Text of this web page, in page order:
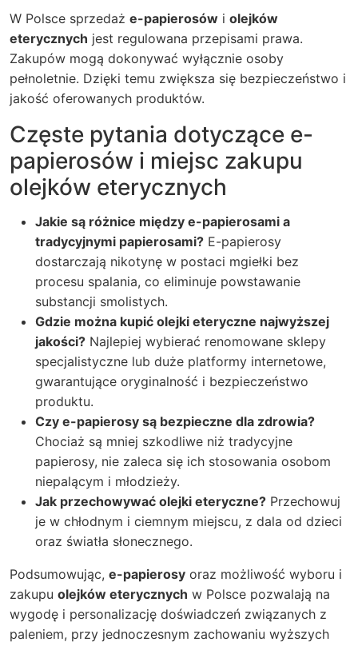
W Polsce sprzedaż e-papierosów i olejków
eterycznych jest regulowana przepisami prawa.
Zakupów mogą dokonywać wyłącznie osoby
pełnoletnie. Dzięki temu zwiększa się bezpieczeństwo i
jakość oferowanych produktów.
Częste pytania dotyczące e-
papierosów i miejsc zakupu
olejków eterycznych
Jakie są różnice między e-papierosami a
tradycyjnymi papierosami? E-papierosy
dostarczają nikotynę w postaci mgiełki bez
procesu spalania, co eliminuje powstawanie
substancji smolistych.
Gdzie można kupić olejki eteryczne najwyższej
jakości? Najlepiej wybierać renomowane sklepy
specjalistyczne lub duże platformy internetowe,
gwarantujące oryginalność i bezpieczeństwo
produktu.
Czy e-papierosy są bezpieczne dla zdrowia?
Chociaż są mniej szkodliwe niż tradycyjne
papierosy, nie zaleca się ich stosowania osobom
niepalącym i młodzieży.
Jak przechowywać olejki eteryczne? Przechowuj
je w chłodnym i ciemnym miejscu, z dala od dzieci
oraz światła słonecznego.
Podsumowując, e-papierosy oraz możliwość wyboru i
zakupu olejków eterycznych w Polsce pozwalają na
wygodę i personalizację doświadczeń związanych z
paleniem, przy jednoczesnym zachowaniu wyższych